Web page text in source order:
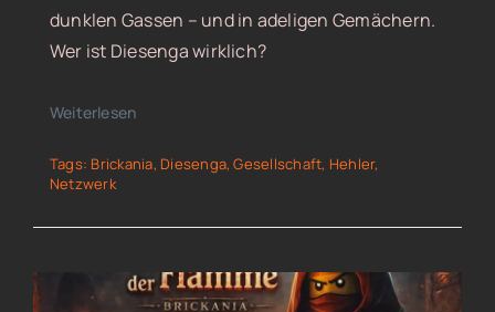
dunklen Gassen – und in adeligen Gemächern.
Wer ist Diesenga wirklich?
Weiterlesen
Tags: Brickania, Diesenga,Gesellschaft, Hehler,
Netzwerk